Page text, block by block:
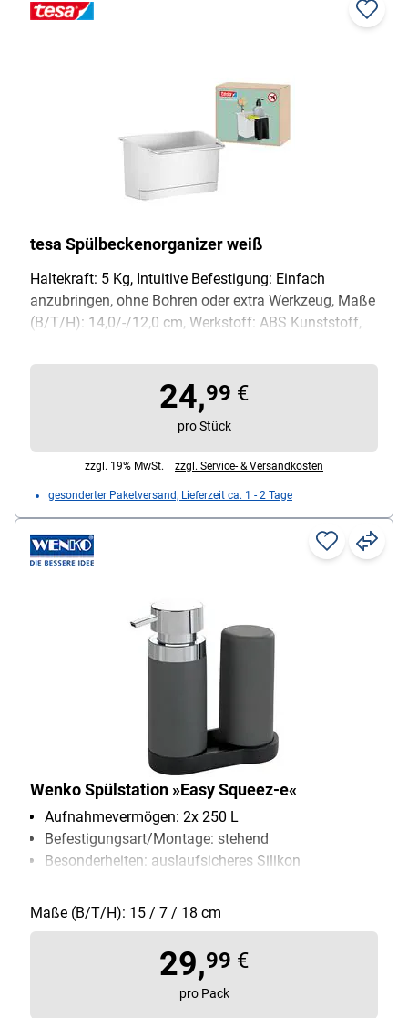
tesa Spülbeckenorganizer weiß
Haltekraft: 5 Kg, Intuitive Befestigung: Einfach
anzubringen, ohne Bohren oder extra Werkzeug, Maße
(B/T/H): 14,0/-/12,0 cm, Werkstoff: ABS Kunststoff,
Utensilieneinlage, tesa® Power.Kit Adapter, tesa®
Klebeapplikator, Anleitung, Wasserwaage,
24,99 €
pro Stück
zzgl. 19% MwSt. | zzgl. Service- & Versandkosten
gesonderter Paketversand, Lieferzeit ca. 1 - 2 Tage
Wenko Spülstation »Easy Squeez-e«
Aufnahmevermögen: 2x 250 L
Befestigungsart/Montage: stehend
Besonderheiten: auslaufsicheres Silikon
Maße (B/T/H): 15 / 7 / 18 cm
29,99 €
pro Pack